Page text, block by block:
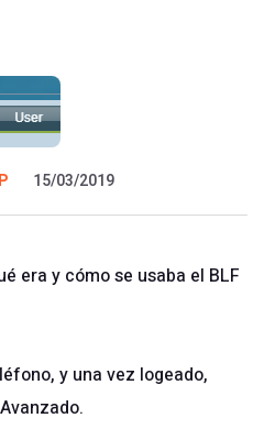
15/03/2019
era y cómo se usaba el BLF
y una vez logeado,